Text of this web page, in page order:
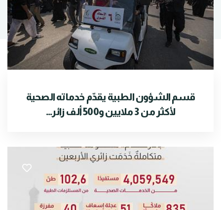
قسم الشؤون الطبية يقدّم خدماته الصحية
لأكثر من 3 ملايين و500 ألف زائر...